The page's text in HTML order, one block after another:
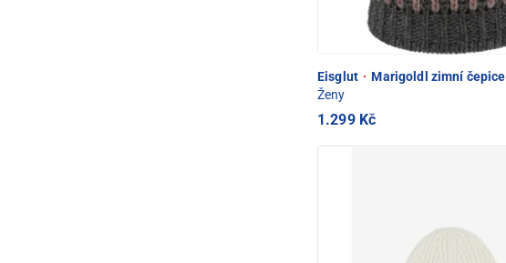
Eisglut · Marigoldl zimní čepice
Ženy
1.299 Kč